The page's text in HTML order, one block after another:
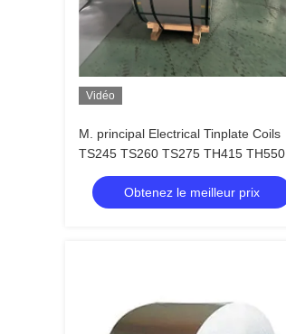
Vidéo
M. principal Electrical Tinplate Coils
TS245 TS260 TS275 TH415 TH550
ETP (Export Transfer Prices) TFS
Obtenez le meilleur prix